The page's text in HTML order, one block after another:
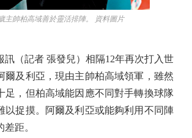
主帥柏高域善於靈活排陣。 資料圖片
（記者 張發兒）相隔12年再次打入世
爾及利亞，現由主帥柏高域領軍，雖然
足，但柏高域能因應不同對手轉換球隊
以捉摸。阿爾及利亞或能夠利用不同陣
距。